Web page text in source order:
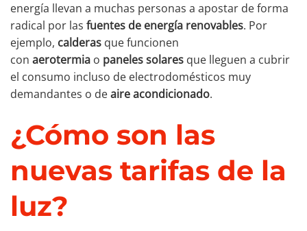
energía llevan a muchas personas a apostar de forma
radical por las fuentes de energía renovables. Por
ejemplo, calderas que funcionen
con aerotermia o paneles solares que lleguen a cubrir
el consumo incluso de electrodomésticos muy
demandantes o deaire acondicionado.
¿Cómo son las
nuevas tarifas de la
luz?